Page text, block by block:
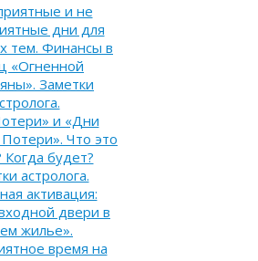
и не
дни для
тем. Финансы в
«Огненной
Заметки
и «Дни
Что это
Когда будет?
астролога.
активация:
двери в
жилье».
время на